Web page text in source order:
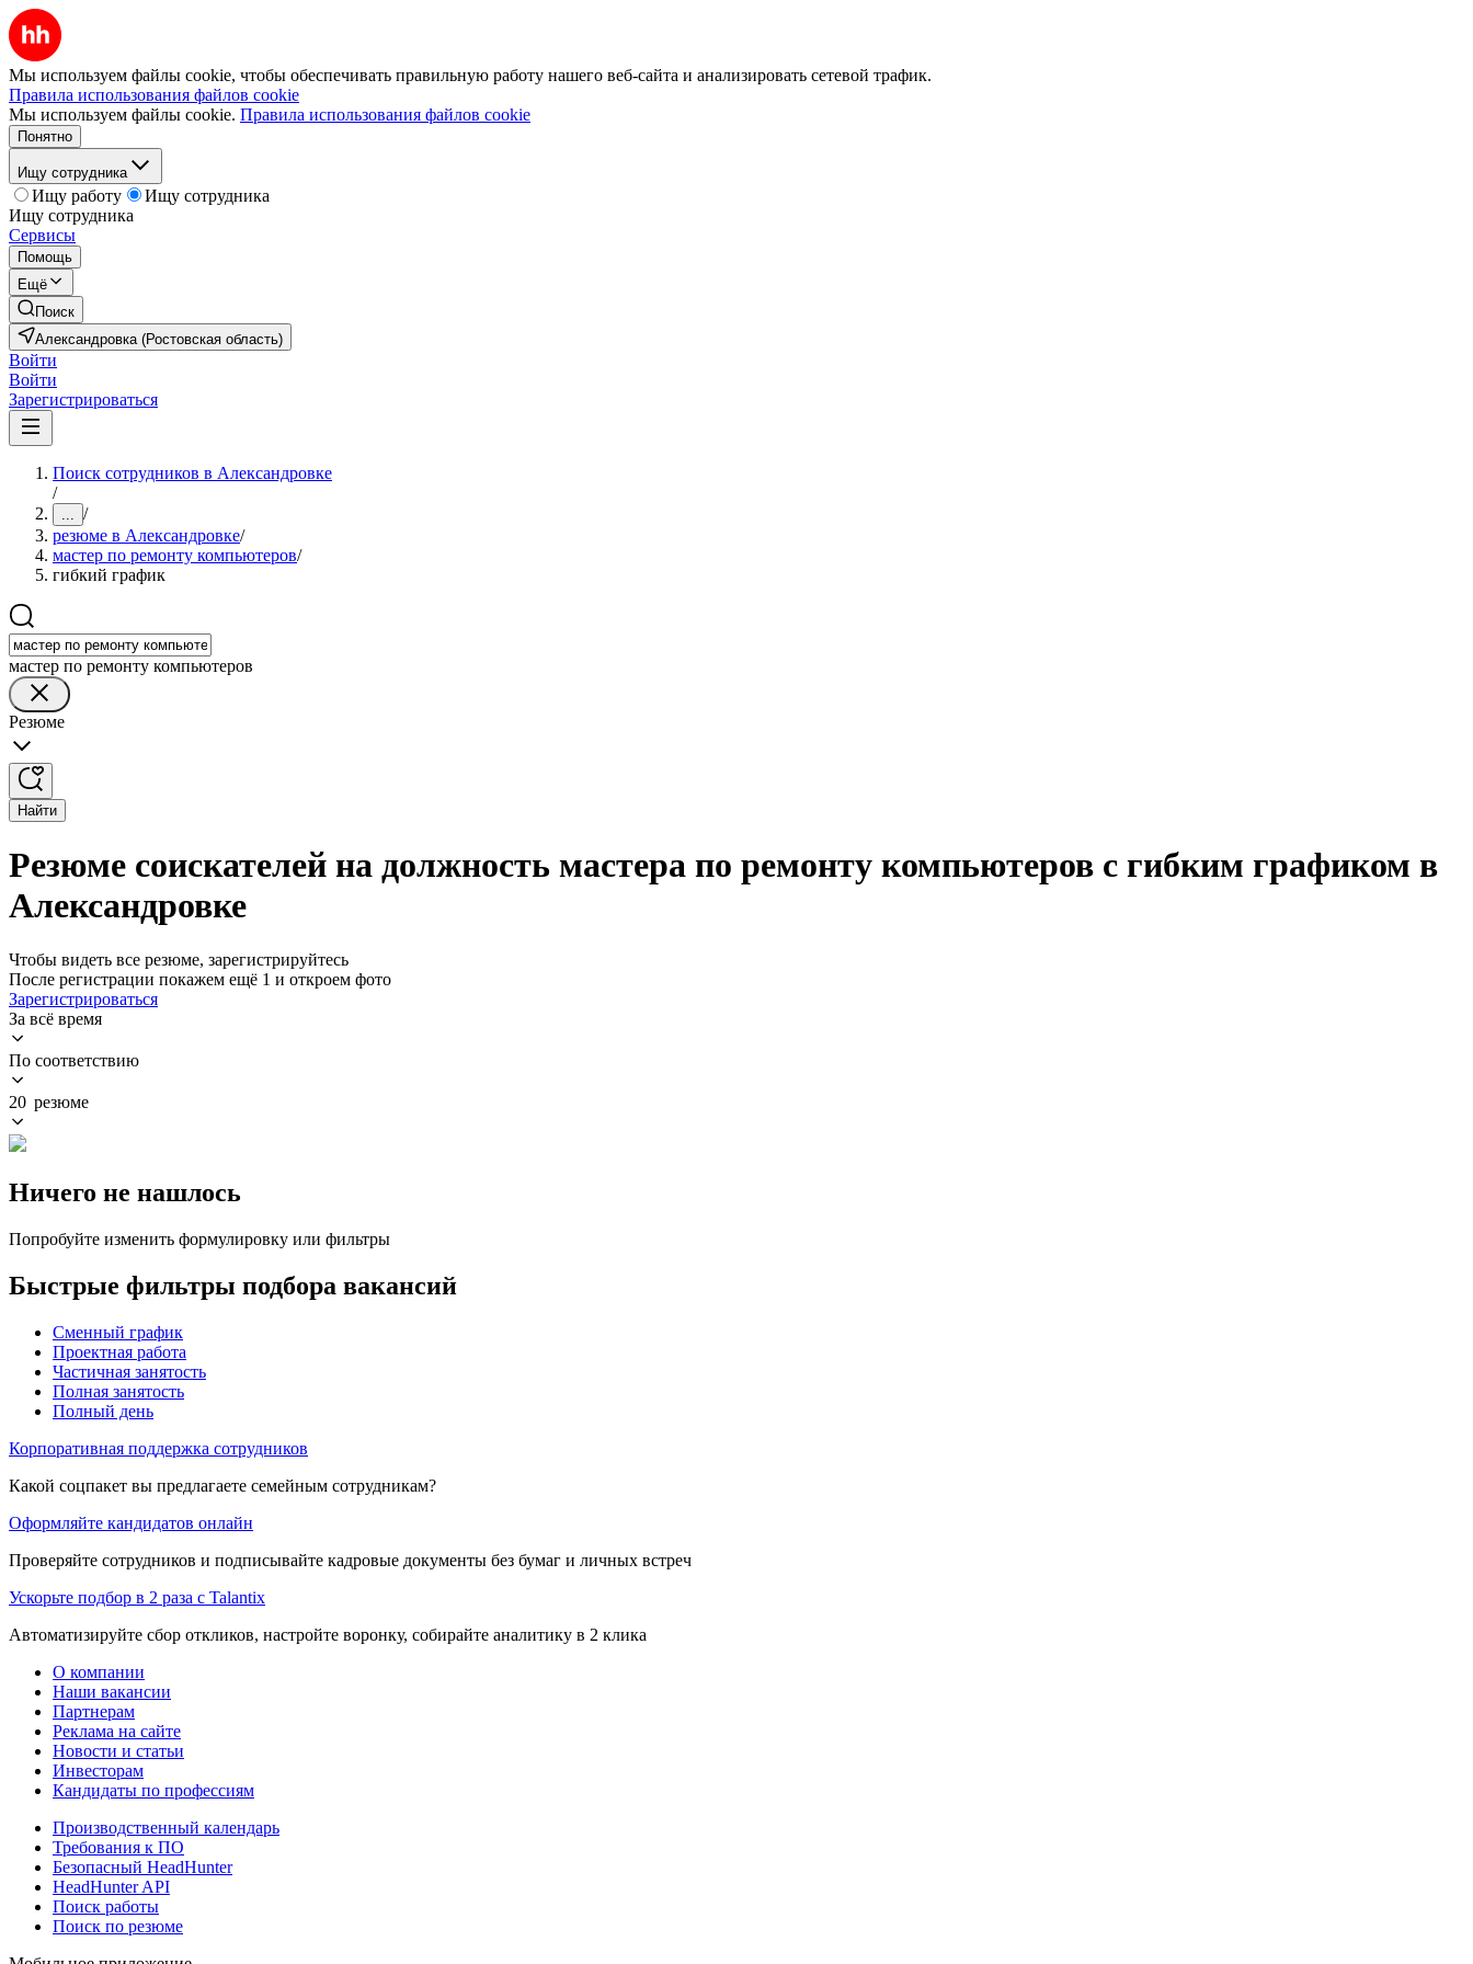
Мы используем файлы cookie, чтобы обеспечивать правильную работу нашего веб-сайта и анализировать сетевой трафик.
Правила использования файлов cookie
Мы используем файлы cookie. Правила использования файлов cookie
Понятно
Ищу сотрудника
Ищу работу
Ищу сотрудника
Ищу сотрудника
Сервисы
Помощь
Ещё
Поиск
Александровка (Ростовская область)
Войти
Войти
Зарегистрироваться
Поиск сотрудников в Александровке
/
... /
резюме в Александровке/
мастер по ремонту компьютеров/
гибкий график
мастер по ремонту компьютеров
Резюме
Найти
Резюме соискателей на должность мастера по ремонту компьютеров с гибким графиком в
Александровке
Чтобы видеть все резюме, зарегистрируйтесь
После регистрации покажем ещё 1 и откроем фото
Зарегистрироваться
За всё время
По соответствию
20 резюме
Ничего не нашлось
Попробуйте изменить формулировку или фильтры
Быстрые фильтры подбора вакансий
Сменный график
Проектная работа
Частичная занятость
Полная занятость
Полный день
Корпоративная поддержка сотрудников
Какой соцпакет вы предлагаете семейным сотрудникам?
Оформляйте кандидатов онлайн
Проверяйте сотрудников и подписывайте кадровые документы без бумаг и личных встреч
Ускорьте подбор в 2 раза с Talantix
Автоматизируйте сбор откликов, настройте воронку, собирайте аналитику в 2 клика
О компании
Наши вакансии
Партнерам
Реклама на сайте
Новости и статьи
Инвесторам
Кандидаты по профессиям
Производственный календарь
Требования к ПО
Безопасный HeadHunter
HeadHunter API
Поиск работы
Поиск по резюме